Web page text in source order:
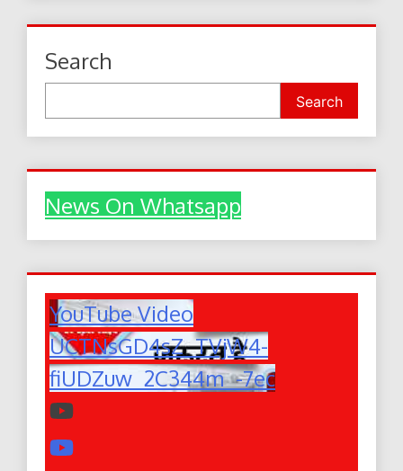
Search
Search
News On Whatsapp
YouTube Video
UCTNsGD4sZ_TVjW4-
fiUDZuw_2C344m_-7ec